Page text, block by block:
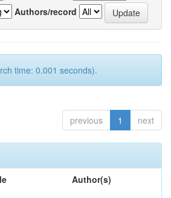
Authors/record
time: 0.001 seconds).
previous 1 next
Author(s)